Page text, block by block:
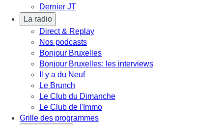
Dernier JT
La radio
Direct & Replay
Nos podcasts
Bonjour Bruxelles
Bonjour Bruxelles: les interviews
Il y a du Neuf
Le Brunch
Le Club du Dimanche
Le Club de l'Immo
Grille des programmes